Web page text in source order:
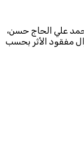
علي الحاج حسن،
مفقود الأثر بحسب